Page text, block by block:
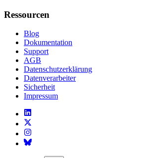
Ressourcen
Blog
Dokumentation
Support
AGB
Datenschutzerklärung
Datenverarbeiter
Sicherheit
Impressum